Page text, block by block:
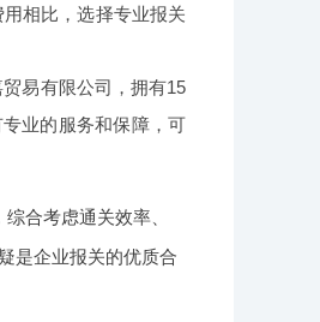
相比，选择专业报关
易有限公司，拥有15
业的服务和保障，可
合考虑通关效率、
是企业报关的优质合